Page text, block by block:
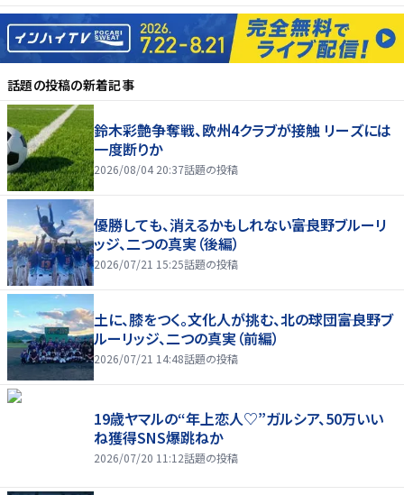
話題の投稿の新着記事
鈴木彩艶争奪戦、欧州4クラブが接触 リーズには
一度断りか
2026/08/04 20:37話題の投稿
優勝しても、消えるかもしれない――富良野ブルーリ
ッジ、二つの真実（後編）
2026/07/21 15:25話題の投稿
土に、膝をつく。文化人が挑む、北の球団――富良野ブ
ルーリッジ、二つの真実（前編）
2026/07/21 14:48話題の投稿
19歳ヤマルの“年上恋人♡”ガルシア、50万いい
ね獲得SNS爆跳ねか
2026/07/20 11:12話題の投稿